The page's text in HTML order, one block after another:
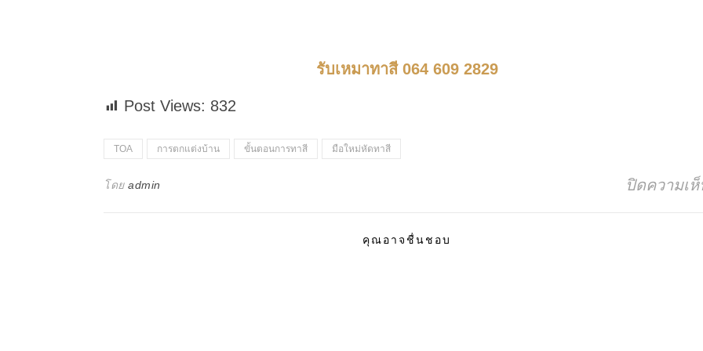
รับเหมาทาสี 064 609 2829
Post Views: 832
TOA การตกแต่งบ้าน ขั้นตอนการทาสี มือใหม่หัดทาสี
โดย admin ปิดความเ
คุณอาจชื่นชอบ